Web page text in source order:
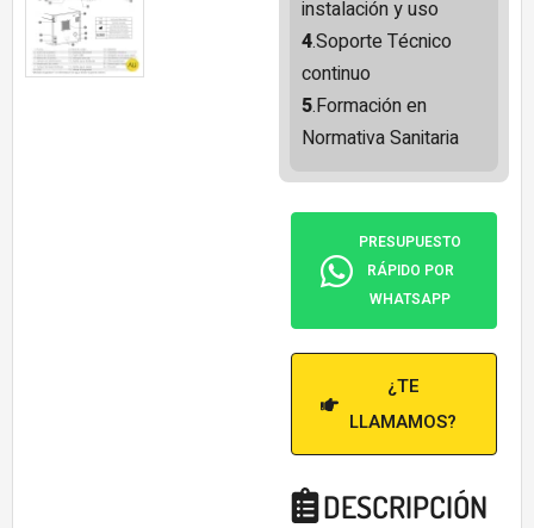
instalación y uso
4.Soporte Técnico
continuo
5.Formación en
Normativa Sanitaria
PRESUPUESTO
RÁPIDO POR
WHATSAPP
¿TE
LLAMAMOS?
DESCRIPCIÓN